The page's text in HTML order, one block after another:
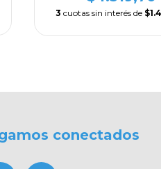
3 cuotas sin interés de
conectados